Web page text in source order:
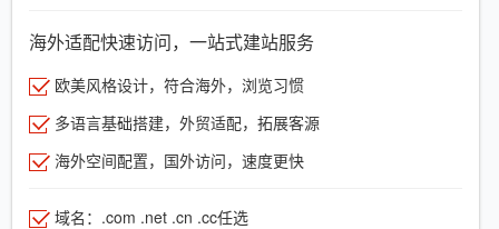
海外适配快速访问，一站式建站服务
欧美风格设计，符合海外，浏览习惯
多语言基础搭建，外贸适配，拓展客源
海外空间配置，国外访问，速度更快
域名：.com .net .cn .cc任选